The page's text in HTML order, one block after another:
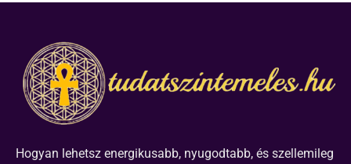
Hogyan lehetsz energikusabb, nyugodtabb, és szellemileg